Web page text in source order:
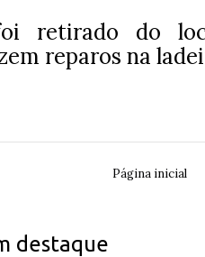
retirado do
reparos na
Página inicial
destaque